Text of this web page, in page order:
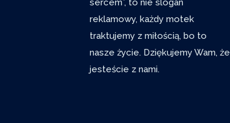
sercem”, to nie slogan
reklamowy, każdy motek
traktujemy z miłością, bo to
nasze życie. Dziękujemy Wam, że
jesteście z nami.